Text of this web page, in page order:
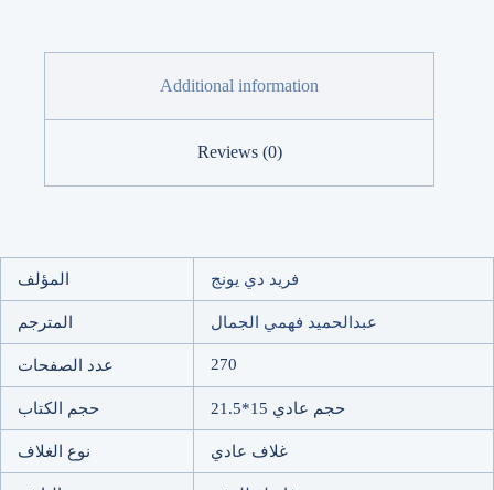
Additional information
Reviews (0)
المؤلف فريد دي يونج
المترجم عبدالحميد فهمي الجمال
عدد الصفحات 270
حجم الكتاب حجم عادي 15*21.5
نوع الغلاف غلاف عادي